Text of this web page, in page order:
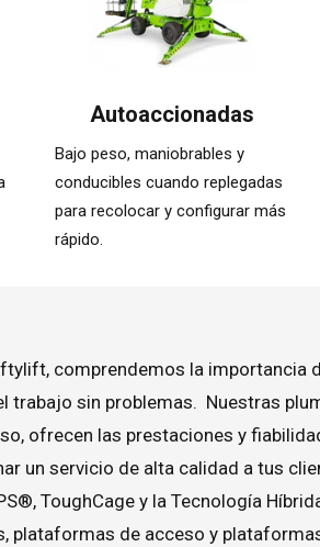
Autoaccionadas
Bajo peso, maniobrables y
conducibles cuando replegadas
para recolocar y configurar más
rápido.
comprendemos la importancia
trabajo sin problemas. Nuestras
ofrecen las prestaciones y
un servicio de alta calidad a tus
ToughCage y la Tecnología
plataformas de acceso y